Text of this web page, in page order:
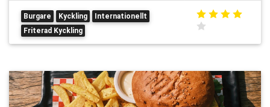
Burgare Kyckling
Internationellt
Friterad Kyckling